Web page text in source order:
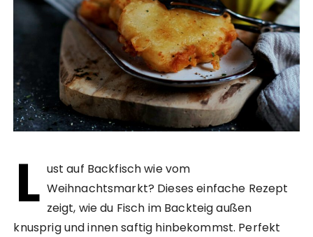
L ust auf Backfisch wie vom
Weihnachtsmarkt? Dieses einfache Rezept
zeigt, wie du Fisch im Backteig außen
knusprig und innen saftig hinbekommst. Perfekt